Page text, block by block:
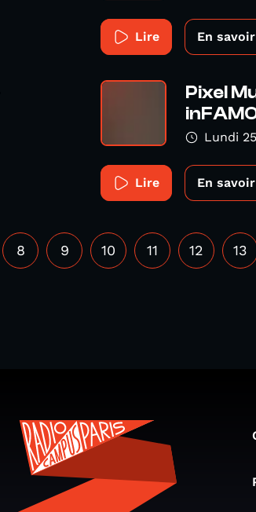
Lire En
Pixel
Lundi
Lire En
8 9 10 11 12 13